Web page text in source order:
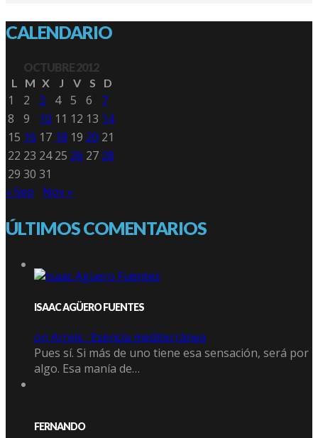
CALENDARIO
OCTUBRE 2012
L
M X J V S D
1 2 3 4 5 6
7
8
9 10 11 12 13 14
15 16 17 18 19 20 21
22 23 24 25 26 27 28
29 30 31
« Sep
Nov »
ÚLTIMOS COMENTARIOS
ISAAC AGÜERO FUENTES
on Arrels : Esencia mediterránea
Pues sí. Si más de uno tiene esa sensación, será por
algo. Esa manía de…
FERNANDO